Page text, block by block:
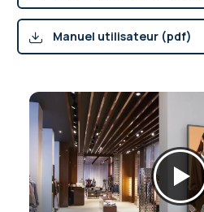
Manuel utilisateur (pdf)